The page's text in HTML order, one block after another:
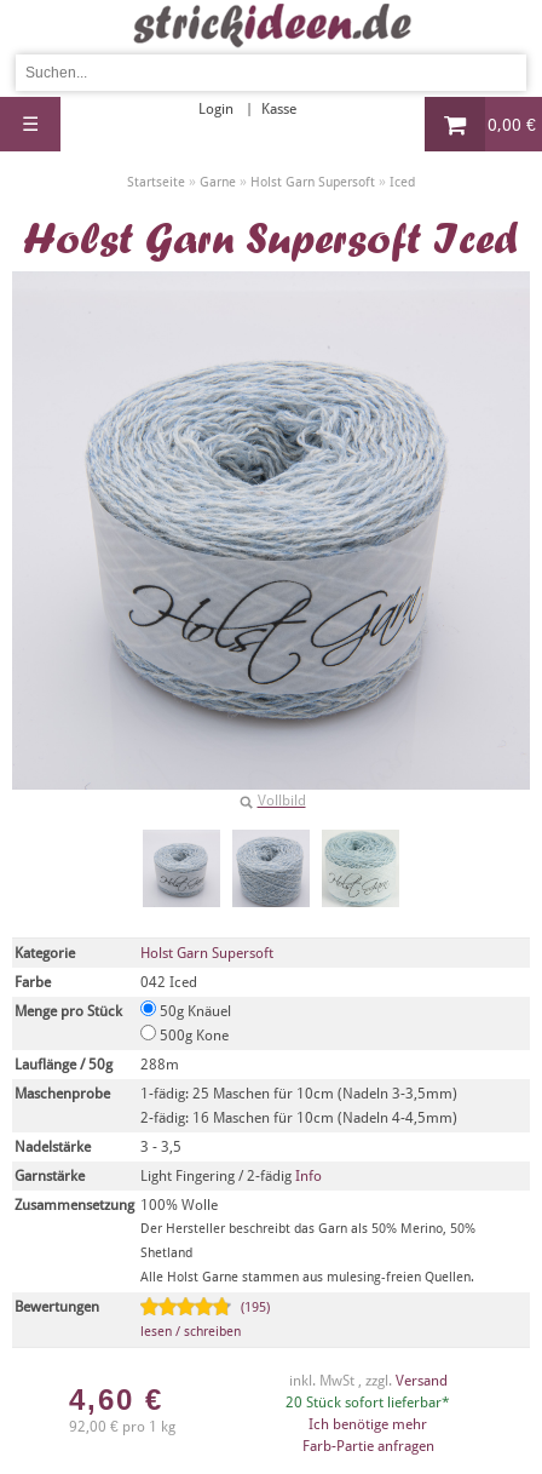
0,00 €
Login Kasse
☰
Startseite » Garne » Holst Garn Supersoft » Iced
Holst Garn Supersoft Iced
Vollbild
Kategorie
Holst Garn Supersoft
Farbe
042 Iced
Menge pro Stück
50g Knäuel
500g Kone
Lauflänge / 50g
288m
Maschenprobe
1-fädig: 25 Maschen für 10cm (Nadeln 3-3,5mm)
2-fädig: 16 Maschen für 10cm (Nadeln 4-4,5mm)
Nadelstärke
3 - 3,5
Garnstärke
Light Fingering / 2-fädig Info
Zusammensetzung 100% Wolle
Der Hersteller beschreibt das Garn als 50% Merino, 50%
Shetland
Alle Holst Garne stammen aus mulesing-freien Quellen.
Bewertungen
(195)
lesen / schreiben
4,60 €
92,00 € pro 1 kg
inkl. MwSt , zzgl. Versand
20 Stück sofort lieferbar*
Ich benötige mehr
Farb-Partie anfragen